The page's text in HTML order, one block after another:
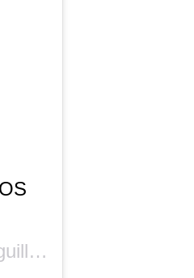
(@yandel) el